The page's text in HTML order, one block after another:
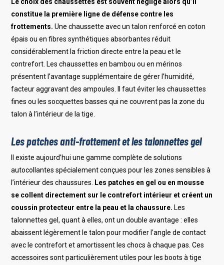
constitue la première ligne de défense contre les
frottements. Une chaussette avec un talon renforcé en coton
épais ou en fibres synthétiques absorbantes réduit
considérablement la friction directe entre la peau et le
contrefort. Les chaussettes en bambou ou en mérinos
présentent l’avantage supplémentaire de gérer l’humidité,
facteur aggravant des ampoules. Il faut éviter les chaussettes
fines ou les socquettes basses qui ne couvrent pas la zone du
talon à l’intérieur de la tige.
Les patches anti-frottement et les talonnettes gel
Il existe aujourd’hui une gamme complète de solutions
autocollantes spécialement conçues pour les zones sensibles à
l’intérieur des chaussures.
Les patches en gel ou en mousse
se collent directement sur le contrefort intérieur et créent un
coussin protecteur entre la peau et la chaussure. Les
talonnettes gel, quant à elles, ont un double avantage : elles
abaissent légèrement le talon pour modifier l’angle de contact
avec le contrefort et amortissent les chocs à chaque pas. Ces
accessoires sont particulièrement utiles pour les boots à tige